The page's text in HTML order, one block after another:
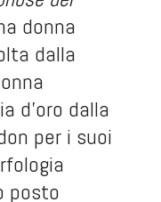
donna
dalla
d’oro dalla
per i suoi
posto